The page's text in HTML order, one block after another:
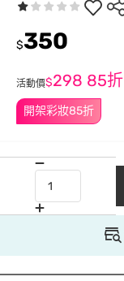
開架彩妝85折
$350
活動價$298 85折